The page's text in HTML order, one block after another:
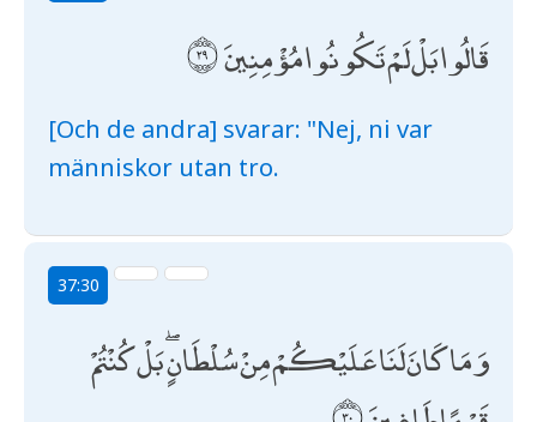
قَالُوا بَلْ لَمْ تَكُونُوا مُؤْمِنِينَ
[Och de andra] svarar: "Nej, ni var
människor utan tro.
37:30
وَمَا كَانَ لَنَا عَلَيْكُمْ مِنْ سُلْطَانٍ ۖ بَلْ كُنْتُمْ